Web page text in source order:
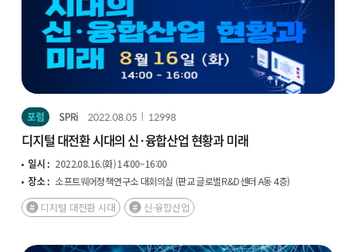
포럼 SPRi 2022.08.05 12998
디지털 대전환 시대의 신·융합산업 현황과 미래
일시 : 2022.08.16.(화) 14:00~16:00
장소 : 소프트웨어정책연구소 대회의실 (판교 글로벌R&D센터 A동 4층)
디지털 대전환 시대
신·융합산업